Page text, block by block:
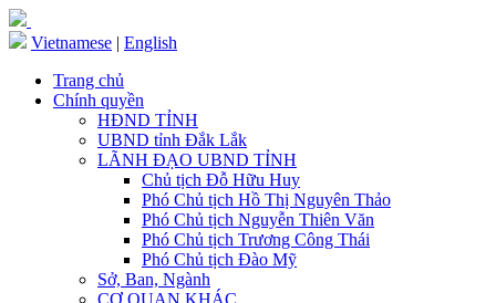
Vietnamese | English
Trang chủ
Chính quyền
HĐND TỈNH
UBND tỉnh Đắk Lắk
LÃNH ĐẠO UBND TỈNH
Chủ tịch Đỗ Hữu Huy
Phó Chủ tịch Hồ Thị Nguyên Thảo
Phó Chủ tịch Nguyễn Thiên Văn
Phó Chủ tịch Trương Công Thái
Phó Chủ tịch Đào Mỹ
Sở, Ban, Ngành
CƠ QUAN KHÁC